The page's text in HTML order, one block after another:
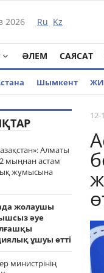
2026 Ru Kz
ӘЛЕМ САЯСАТ
Шымкент ЖИ
Алматы
мыңнан астам
жұмысына
жолаушы
әуе
ұшуы өтті
министрінің
12-